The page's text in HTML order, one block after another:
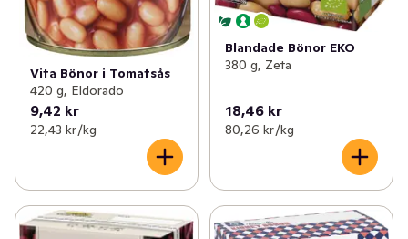
Vita Bönor i Tomatsås
420 g, Eldorado
9,42 kr
22,43 kr /kg
Blandade Bönor EKO
380 g, Zeta
18,46 kr
80,26 kr /kg